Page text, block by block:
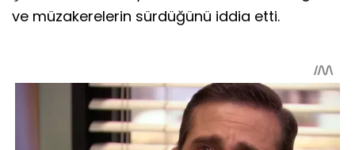
ve müzakerelerin sürdüğünü iddia etti.